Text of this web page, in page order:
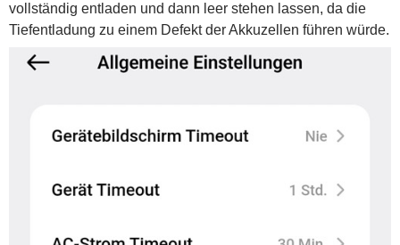
vollständig entladen und dann leer stehen lassen, da die
Tiefentladung zu einem Defekt der Akkuzellen führen würde.